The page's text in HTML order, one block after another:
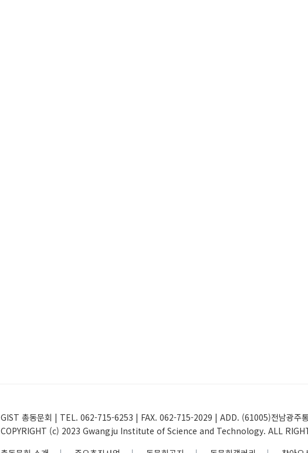
GIST 총동문회 | TEL. 062-715-6253 | FAX. 062-715-2029 | ADD. (61005)전남광주
COPYRIGHT (c) 2023 Gwangju Institute of Science and Technology. ALL